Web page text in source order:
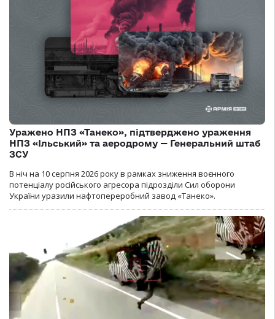
Уражено НПЗ «Танеко», підтверджено ураження
НПЗ «Ільський» та аеродрому — Генеральний штаб
ЗСУ
В ніч на 10 серпня 2026 року в рамках зниження воєнного
потенціалу російського агресора підрозділи Сил оборони
України уразили нафтопереробний завод «Танеко».